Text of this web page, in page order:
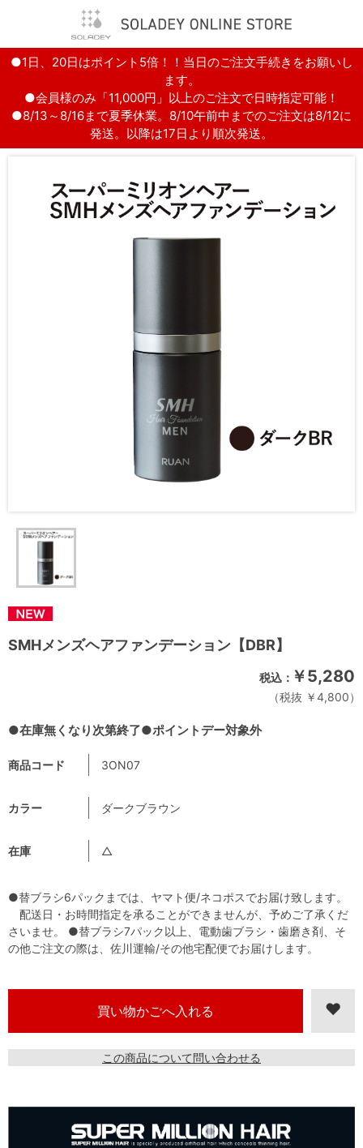
●1日、20日はポイント5倍！！当日のご注文手続きをお願いし
ます。
●会員様のみ「11,000円」以上のご注文で日時指定可能！
●8/13～8/16まで夏季休業。8/10午前中までのご注文は8/12に
発送。以降は17日より順次発送。
SMHメンズヘアファンデーション【DBR】
●在庫無くなり次第終了●ポイントデー対象外
￥5,280
税抜 ￥4,800
商品コード 3ON07
カラー ダークブラウン
在庫 △
この商品について問い合わせる
●替ブラシ6パックまでは、ヤマト便/ネコポスでお届け致します。
配送日・お時間指定を承ることができませんが、予めご了承くだ
さいませ。 ●替ブラシ7パック以上、電動歯ブラシ・歯磨き剤、そ
の他ご注文の際は、佐川運輸/その他宅配便でお届けします。